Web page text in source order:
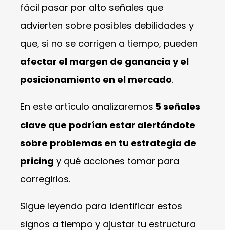
fácil pasar por alto señales que
advierten sobre posibles debilidades y
que, si no se corrigen a tiempo, pueden
afectar el margen de ganancia y el
posicionamiento en el mercado.
En este artículo analizaremos 5 señales
clave que podrían estar alertándote
sobre problemas en tu estrategia de
pricing y qué acciones tomar para
corregirlos.
Sigue leyendo para identificar estos
signos a tiempo y ajustar tu estructura